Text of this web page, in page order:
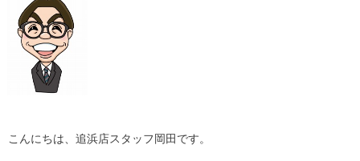
こんにちは、追浜店スタッフ岡田です。